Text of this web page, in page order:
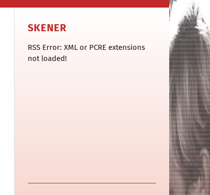
SKENER
RSS Error: XML or PCRE extensions
not loaded!